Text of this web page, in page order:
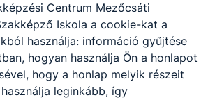
Centrum Mezőcsáti
Iskola a cookie-kat a
használja: információ gyűjtése
hogyan használja Ön a honlapot
hogy a honlap melyik részeit
leginkább, így